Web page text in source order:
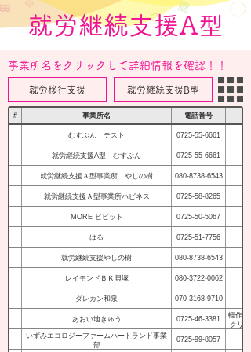
就労継続支援A型
事業所名をクリックして詳細情報を確認！！
就労移行支援 就労継続支援B型
# 事業所名 電話番号
むすぶん テスト 0725-55-6661
就労継続支援A型 むすぶん 0725-55-6661
就労継続支援Ａ型事業所 やしの樹 080-8738-6543
就労継続支援Ａ型事業所ハピネス 0725-58-8265
MORE ビビット 0725-50-5067
はる 0725-51-7756
就労継続支援やしの樹 080-8738-6543
レイモンドＢＫ貝塚 080-3722-0062
ダレカン和泉 070-3168-9710
あおい地きゅう 0725-46-3381
軽作業
クリ
いずみエコロジーファームハートランド事業
部
0725-99-8057